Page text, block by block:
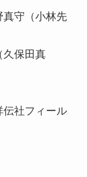
真守（小林先
久保田真
伝社フィール